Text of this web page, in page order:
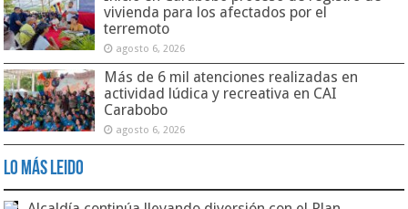
vivienda para los afectados por el
terremoto
agosto 6, 2026
Más de 6 mil atenciones realizadas en
actividad lúdica y recreativa en CAI
Carabobo
agosto 6, 2026
Lo Más Leido